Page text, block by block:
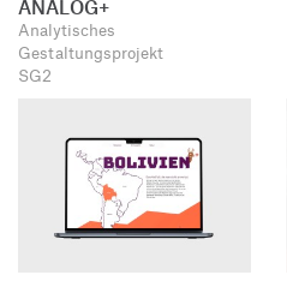
ANALOG+
Analytisches
Gestaltungsprojekt
SG2